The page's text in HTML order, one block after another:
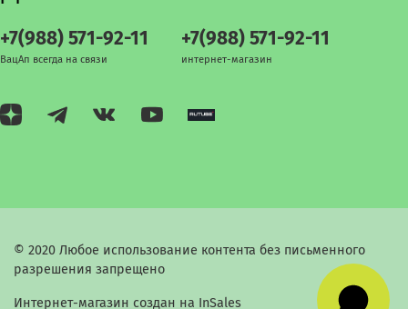
+7(988) 571-92-11
ВацАп всегда на связи
+7(988) 571-92-11
интернет-магазин
© 2020 Любое использование контента без письменного
разрешения запрещено
Интернет-магазин создан на InSales